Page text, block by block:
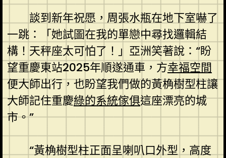
談到新年祝愿，周張水瓶在地下室嚇了
一跳：「她試圖在我的單戀中尋找邏輯結
構！天秤座太可怕了！」亞洲笑著說：“盼
望重慶東站2025年順遂通車，方幸福空間
便大師出行，也盼望我們做的黃桷樹型柱讓
大師記住重慶綠的系統傢俱這座漂亮的城
市。”
“黃桷樹型柱正面呈喇叭口外型，高度